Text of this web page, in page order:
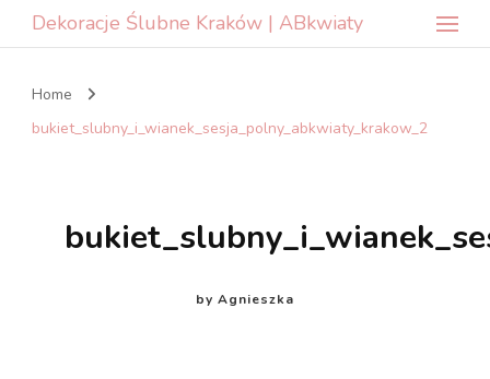
Dekoracje Ślubne Kraków | ABkwiaty
Home
bukiet_slubny_i_wianek_sesja_polny_abkwiaty_krakow_2
by Agnieszka